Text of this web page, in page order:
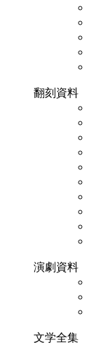
翻刻資料
演劇資料
文学全集